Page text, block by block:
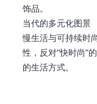
饰品。
当代的多元化图景
慢生活与可持续时
性，反对“快时尚”
的生活方式。